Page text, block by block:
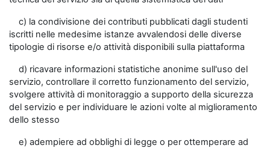
c) la condivisione dei contributi pubblicati dagli studenti
iscritti nelle medesime istanze avvalendosi delle diverse
tipologie di risorse e/o attività disponibili sulla piattaforma
d) ricavare informazioni statistiche anonime sull'uso del
servizio, controllare il corretto funzionamento del servizio,
svolgere attività di monitoraggio a supporto della sicurezza
del servizio e per individuare le azioni volte al miglioramento
dello stesso
e) adempiere ad obblighi di legge o per ottemperare ad